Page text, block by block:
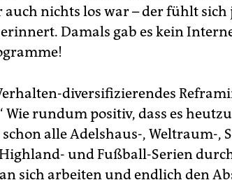
nichts los war – der fühlt sich
Damals gab es kein
diversifizierendes
Wie rundum positiv, dass es
alle Adelshaus-, Weltraum-,
und Fußball-Serien
sich arbeiten und endlich den